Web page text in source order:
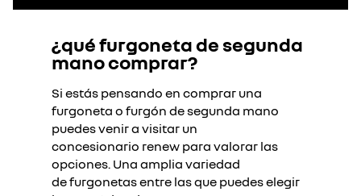
¿qué furgoneta de segunda
mano comprar?​
Si estás pensando en comprar una
furgoneta o furgón de segunda mano
puedes venir a visitar un
concesionario renew para valorar las
opciones. Una amplia variedad
de furgonetas entre las que puedes elegir